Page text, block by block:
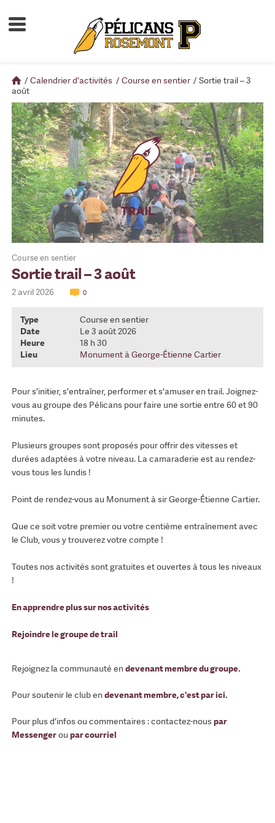
Accueil
Calendrier d'activités
Boutique
Devenir membre
/ Calendrier d'activités / Course en sentier / Sortie trail – 3
août
Course en sentier
Sortie trail – 3 août
2 avril 2026 0
Type
Course en sentier
Date
Le 3 août 2026
Heure
18 h 30
Lieu
Monument à George-Étienne Cartier
Pour s'initier, s'entraîner, performer et s'amuser en trail. Joignez-
vous au groupe des Pélicans pour faire une sortie entre 60 et 90
minutes.
Plusieurs groupes sont proposés pour offrir des vitesses et
durées adaptées à votre niveau. La camaraderie est au rendez-
vous tous les lundis !
Point de rendez-vous au Monument à sir George-Étienne Cartier.
Que ce soit votre premier ou votre centième entraînement avec
le Club, vous y trouverez votre compte !
Toutes nos activités sont gratuites et ouvertes à tous les niveaux
!
En apprendre plus sur nos activités
Rejoindre le groupe de trail
Rejoignez la communauté endevenant membre du groupe.
Pour soutenir le club endevenant membre, c'est par ici.
Pour plus d'infos ou commentaires : contactez-nouspar
Messengerou par courriel